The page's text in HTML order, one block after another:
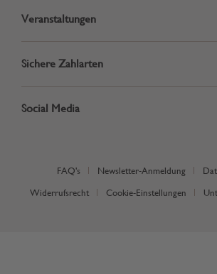
Veranstaltungen
Sichere Zahlarten
Social Media
FAQ's Newsletter-Anmeldung
Widerrufsrecht Cookie-Einstellungen